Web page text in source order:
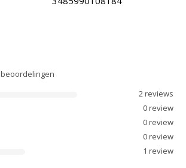
beoordelingen
2 reviews
0review
0review
0review
1 review